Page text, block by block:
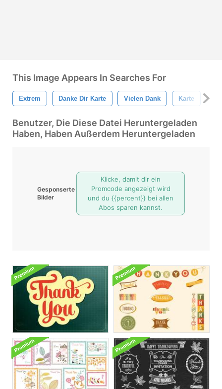
This Image Appears In Searches For
Extrem Danke Dir Karte Vielen Dank Karte
Benutzer, Die Diese Datei Heruntergeladen
Haben, Haben Außerdem Heruntergeladen
Gesponserte
Bilder
Klicke, damit dir ein
Promcode angezeigt wird
und du {{percent}} bei allen
Abos sparen kannst.